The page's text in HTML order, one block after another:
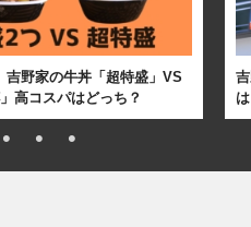
吉野家の牛丼「超特盛」VS
」高コスパはどっち？